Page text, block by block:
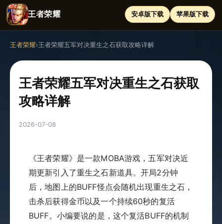
王者荣耀 安卓版下载 苹果版下载
王者荣耀›王者荣耀五军对决重生之石获取攻略详解
王者荣耀五军对决重生之石获取
攻略详解
2026-07-08
《王者荣耀》是一款MOBA游戏，五军对决近
期更新引入了重生之石新道具。开局2分钟
后，地图上的BUFF怪点会随机出现重生之石，
击杀后获得金币以及一个持续60秒的复活
BUFF。小编要说的是，这个复活BUFF的机制